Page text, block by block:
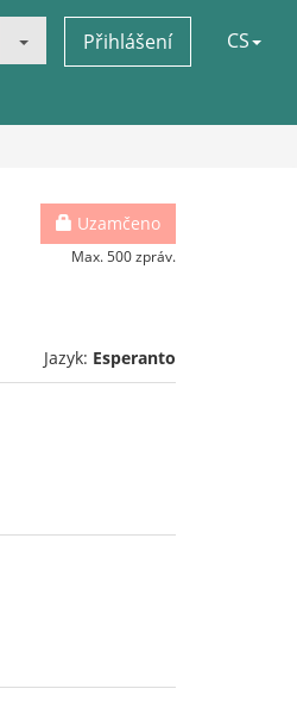
Přihlášení CS
Uzamčeno
Max. 500 zpráv.
Jazyk: Esperanto